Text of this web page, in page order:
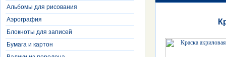
Альбомы для рисования
Аэрография
Блокноты для записей
Бумага и картон